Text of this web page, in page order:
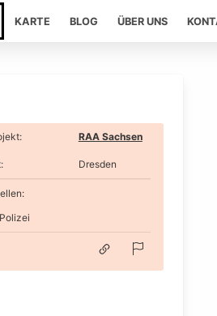
KARTE BLOG ÜBER UNS
: RAA Sachsen
: Dresden
Polizei